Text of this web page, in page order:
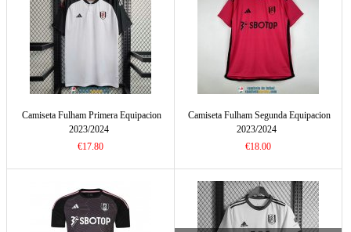
Camiseta Fulham Primera Equipacion
2023/2024
€17.80
Camiseta Fulham Segunda Equipacion
2023/2024
€18.00